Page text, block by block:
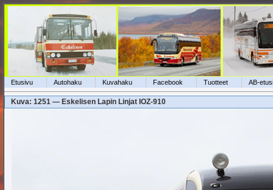
Etusivu Autohaku Kuvahaku Facebook Tuotteet AB-
Kuva: 1251 — Eskelisen Lapin Linjat IOZ-910